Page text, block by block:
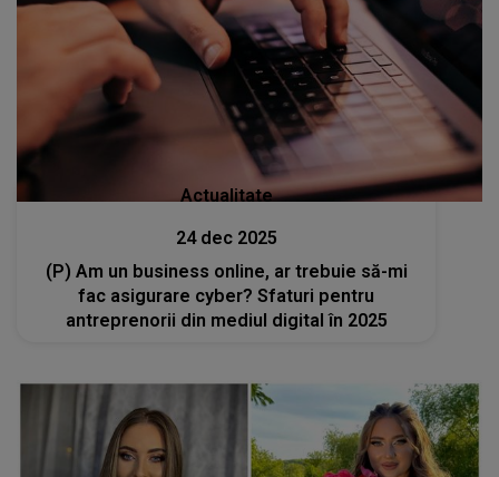
Actualitate
24 dec 2025
(P) Am un business online, ar trebuie să-mi
fac asigurare cyber? Sfaturi pentru
antreprenorii din mediul digital în 2025